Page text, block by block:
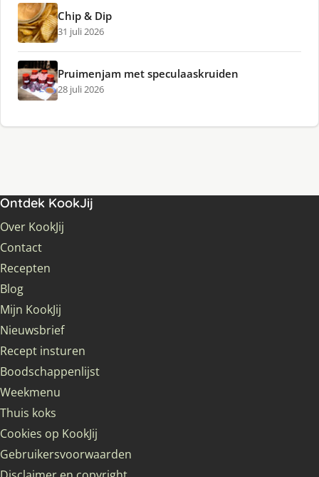
Chip & Dip
31 juli 2026
Pruimenjam met speculaaskruiden
28 juli 2026
Ontdek KookJij
Over KookJij
Contact
Recepten
Blog
Mijn KookJij
Nieuwsbrief
Recept insturen
Boodschappenlijst
Weekmenu
Thuis koks
Cookies op KookJij
Gebruikersvoorwaarden